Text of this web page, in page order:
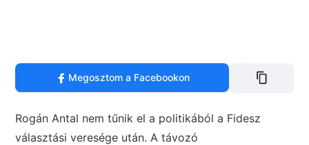
Megosztom a Facebookon
Rogán Antal nem tűnik el a politikából a Fidesz
választási veresége után. A távozó